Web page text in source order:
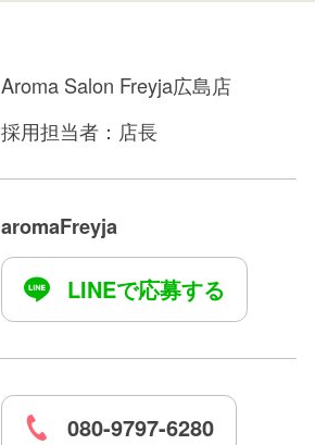
Aroma Salon Freyja広島店
採用担当者：店長
aromaFreyja
LINEで応募する
080-9797-6280